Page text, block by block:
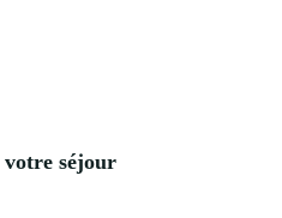
votre séjour